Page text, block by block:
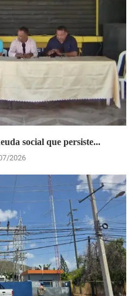
social que persiste...
2026